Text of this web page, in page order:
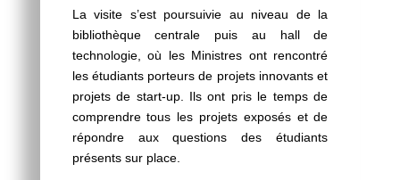
La visite s’est poursuivie au niveau de la
bibliothèque centrale puis au hall de
technologie, où les Ministres ont rencontré
les étudiants porteurs de projets innovants et
projets de start-up. Ils ont pris le temps de
comprendre tous les projets exposés et de
répondre aux questions des étudiants
présents sur place.